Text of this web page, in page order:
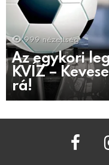
999 nézettség
Az egykori
KVÍZ –
rá!